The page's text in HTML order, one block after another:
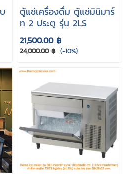
ตู้แช่เครื่องดื่ม ตู้แช่มินิมาร์
ท 2 ประตู รุ่น 2LS
21,500.00 ฿
24,000.00 ฿ (-10%)